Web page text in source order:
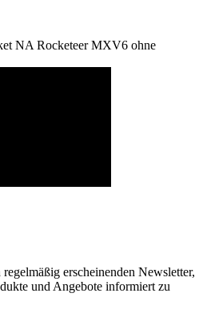
NA Rocketeer MXV6 ohne
erscheinenden Newsletter,
und Angebote informiert zu